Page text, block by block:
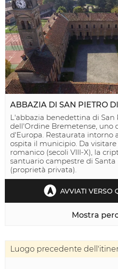
ABBAZIA DI SAN PIETRO
L'abbazia benedettina di San
dell'Ordine Bremetense, uno
d'Europa. Restaurata intorno
ospita il municipio. Da
romanico (secoli VIII-X), la
santuario campestre di
(proprietà privata).
Mostra
AVVIATI VERSO
Luogo precedente